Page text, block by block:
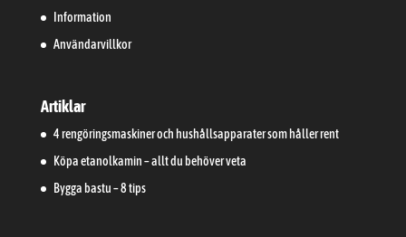
Information
Användarvillkor
Artiklar
4 rengöringsmaskiner och hushållsapparater som håller rent
Köpa etanolkamin – allt du behöver veta
Bygga bastu – 8 tips